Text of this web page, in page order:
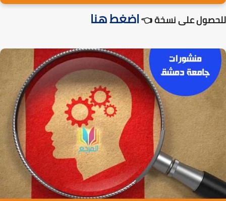
للحصول على نسخة 👈اضغط هنا